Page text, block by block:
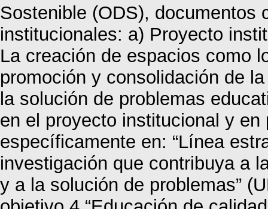
Sostenible (ODS), documentos
institucionales: a) Proyecto
La creación de espacios como
promoción y consolidación de
la solución de problemas
en el proyecto institucional y
específicamente en: “Línea
investigación que contribuya a
y a la solución de problemas”